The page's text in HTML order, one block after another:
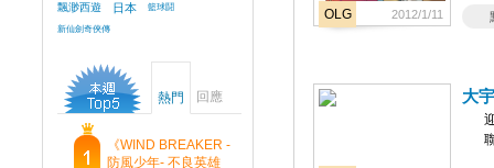
飄渺西遊 日本
籃球鬪
新仙劍奇俠傳
熱門 回應
《WIND BREAKER -
防風少年- 不良英雄
OLG 2012/1/11
大